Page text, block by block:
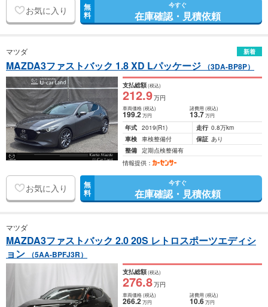
お気に入り 無
料
今すぐ
在庫確認・見積依頼
マツダ 新着
MAZDA3ファストバック 1.8 XD Lパッケージ （3DA-BP8P）
支払総額(税込)
212.9万円
車両価格(税込)
199.2万円
諸費用 (税込)
13.7 万円
年式 2019(R1) 走行 0.8万km
車検 車検整備付 保証 あり
整備 定期点検整備有
情報提供：
お気に入り 無
料
今すぐ
在庫確認・見積依頼
マツダ
MAZDA3ファストバック 2.0 20S レトロスポーツエディシ
ョン
（5AA-BPFJ3R）
支払総額(税込)
276.8万円
車両価格(税込)
266.2万円
諸費用 (税込)
10.6 万円